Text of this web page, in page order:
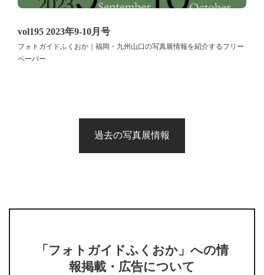
vol195 2023年9-10月号
フォトガイドふくおか｜福岡・九州山口の写真展情報を紹介するフリー
ペーパー
過去の写真展情報
「フォトガイドふくおか」への情
報掲載・広告について